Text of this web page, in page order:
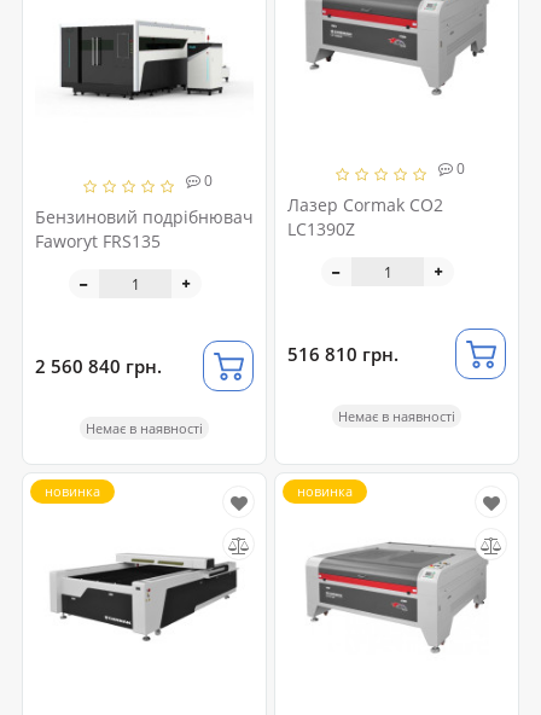
0
Бензиновий подрібнювач
Faworyt FRS135
2 560 840 грн.
Немає в наявності
0
Лазер Cormak CO2
LC1390Z
516 810 грн.
Немає в наявності
новинка новинка